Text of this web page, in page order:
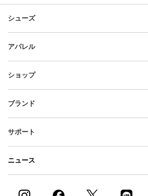
シューズ
アパレル
ショップ
ブランド
サポート
ニュース